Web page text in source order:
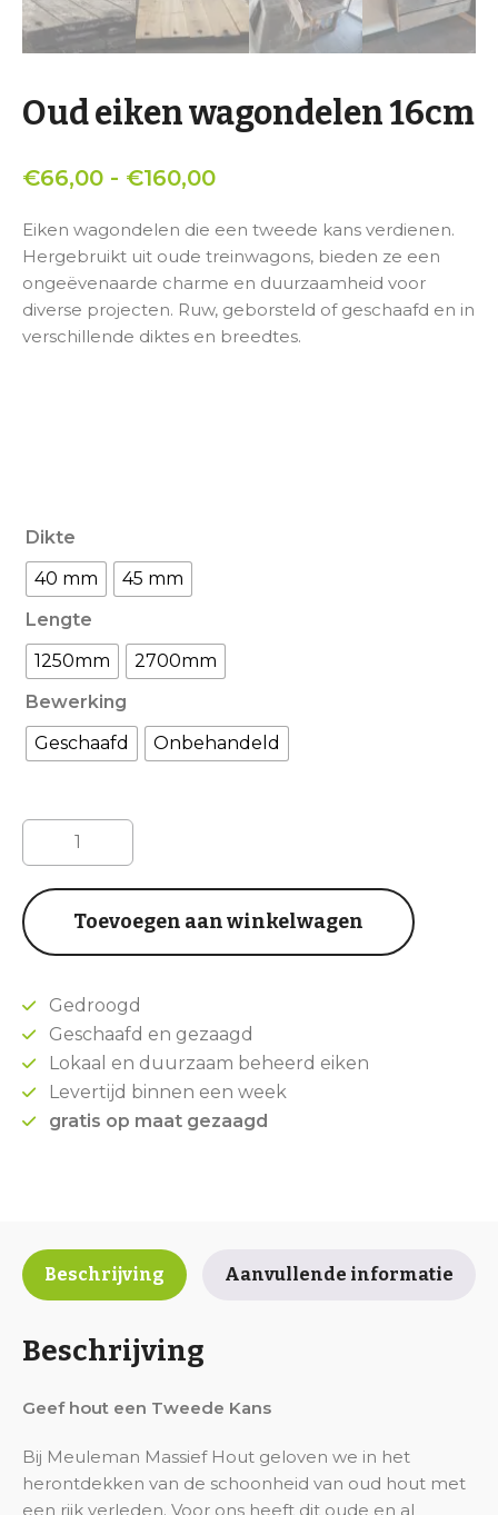
Oud eiken wagondelen 16cm
€66,00 - €160,00Prijsklasse:
tot
€160,00
Eiken wagondelen die een tweede kans verdienen.
Hergebruikt uit oude treinwagons, bieden ze een
ongeëvenaarde charme en duurzaamheid voor
diverse projecten. Ruw, geborsteld of geschaafd en in
verschillende diktes en breedtes.
Dikte
40 mm
45 mm
Lengte
1250mm
2700mm
Bewerking
Geschaafd
Onbehandeld
Oud
eiken
wagondelen
16cm
aantal
Toevoegen aan winkelwagen
Gedroogd
Geschaafd en gezaagd
Lokaal en duurzaam beheerd eiken
Levertijd binnen een week
gratis op maat gezaagd
Beschrijving Aanvullende informatie
Beschrijving
Geef hout een Tweede Kans
Bij Meuleman Massief Hout geloven we in het
herontdekken van de schoonheid van oud hout met
een rijk verleden. Voor ons heeft dit oude en al